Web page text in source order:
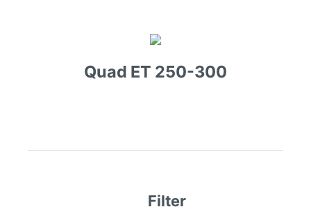
Quad ET 250-300
Filter